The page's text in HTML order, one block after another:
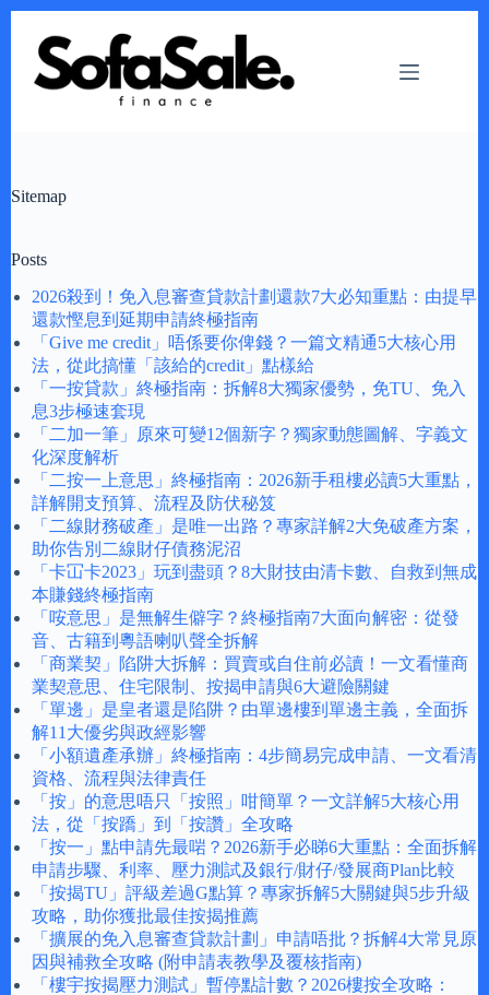
content
Sitemap
Posts
2026殺到！免入息審查貸款計劃還款7大必知重點：由提早
還款慳息到延期申請終極指南
「Give me credit」唔係要你俾錢？一篇文精通5大核心用
法，從此搞懂「該給的credit」點樣給
「一按貸款」終極指南：拆解8大獨家優勢，免TU、免入
息3步極速套現
「二加一筆」原來可變12個新字？獨家動態圖解、字義文
化深度解析
「二按一上意思」終極指南：2026新手租樓必讀5大重點，
詳解開支預算、流程及防伏秘笈
「二線財務破產」是唯一出路？專家詳解2大免破產方案，
助你告別二線財仔債務泥沼
「卡冚卡2023」玩到盡頭？8大財技由清卡數、自救到無成
本賺錢終極指南
「咹意思」是無解生僻字？終極指南7大面向解密：從發
音、古籍到粵語喇叭聲全拆解
「商業契」陷阱大拆解：買賣或自住前必讀！一文看懂商
業契意思、住宅限制、按揭申請與6大避險關鍵
「單邊」是皇者還是陷阱？由單邊樓到單邊主義，全面拆
解11大優劣與政經影響
「小額遺產承辦」終極指南：4步簡易完成申請、一文看清
資格、流程與法律責任
「按」的意思唔只「按照」咁簡單？一文詳解5大核心用
法，從「按蹻」到「按讚」全攻略
「按一」點申請先最啱？2026新手必睇6大重點：全面拆解
申請步驟、利率、壓力測試及銀行/財仔/發展商Plan比較
「按揭TU」評級差過G點算？專家拆解5大關鍵與5步升級
攻略，助你獲批最佳按揭推薦
「擴展的免入息審查貸款計劃」申請唔批？拆解4大常見原
因與補救全攻略 (附申請表教學及覆核指南)
「樓宇按揭壓力測試」暫停點計數？2026樓按全攻略：